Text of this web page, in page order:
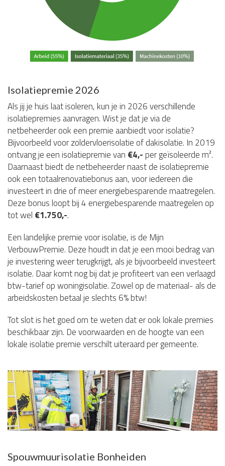
Isolatiepremie 2026
Als jij je huis laat isoleren, kun je in 2026 verschillende
isolatiepremies aanvragen. Wist je dat je via de
netbeheerder ook een premie aanbiedt voor isolatie?
Bijvoorbeeld voor zoldervloerisolatie of dakisolatie. In 2019
ontvang je een isolatiepremie van €4,- per geïsoleerde m².
Daarnaast biedt de netbeheerder naast de isolatiepremie
ook een totaalrenovatiebonus aan, voor iedereen die
investeert in drie of meer energiebesparende maatregelen.
Deze bonus loopt bij 4 energiebesparende maatregelen op
tot wel €1.750,-.
Een landelijke premie voor isolatie, is de Mijn
VerbouwPremie. Deze houdt in dat je een mooi bedrag van
je investering weer terugkrijgt, als je bijvoorbeeld investeert
isolatie. Daar komt nog bij dat je profiteert van een verlaagd
btw-tarief op woningisolatie. Zowel op de materiaal- als de
arbeidskosten betaal je slechts 6% btw!
Tot slot is het goed om te weten dat er ook lokale premies
beschikbaar zijn. De voorwaarden en de hoogte van een
lokale isolatie premie verschilt uiteraard per gemeente.
Spouwmuurisolatie Bonheiden